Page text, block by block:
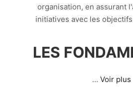
organisation, en assurant
initiatives avec les
LES
… Voir plus